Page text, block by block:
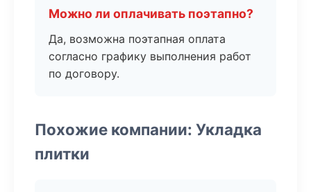
Можно ли оплачивать поэтапно?
Да, возможна поэтапная оплата
согласно графику выполнения работ
по договору.
Похожие компании: Укладка
плитки